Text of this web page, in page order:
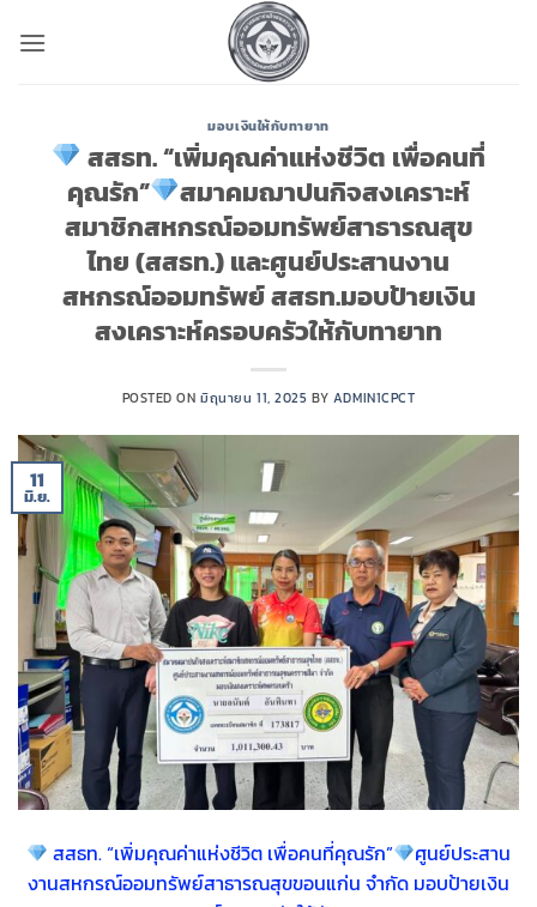
มอบเงินให้กับทายาท
สสธท. “เพิ่มคุณค่าแห่งชีวิต เพื่อคนที่
คุณรัก”
สมาคมฌาปนกิจสงเคราะห์
สมาชิกสหกรณ์ออมทรัพย์สาธารณสุข
ไทย (สสธท.) และศูนย์ประสานงาน
สหกรณ์ออมทรัพย์ สสธท.มอบป้ายเงิน
สงเคราะห์ครอบครัวให้กับทายาท
POSTED ONมิถุนายน 11, 2025 BY ADMIN1CPCT
11
มิ.ย.
สสธท. “เพิ่มคุณค่าแห่งชีวิต เพื่อคนที่คุณรัก”
ศูนย์ประสาน
งานสหกรณ์ออมทรัพย์สาธารณสุขขอนแก่น จำกัด มอบป้ายเงิน